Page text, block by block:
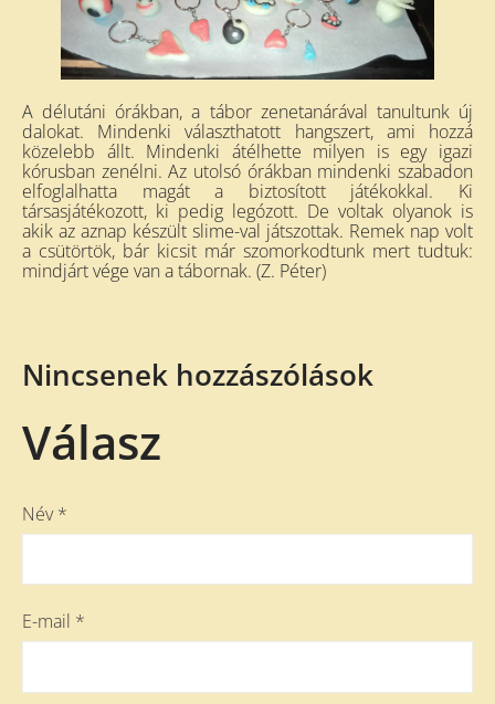
A délutáni órákban, a tábor zenetanárával tanultunk új
dalokat. Mindenki választhatott hangszert, ami hozzá
közelebb állt. Mindenki átélhette milyen is egy igazi
kórusban zenélni. Az utolsó órákban mindenki szabadon
elfoglalhatta magát a biztosított játékokkal. Ki
társasjátékozott, ki pedig legózott. De voltak olyanok is
akik az aznap készült slime-val játszottak. Remek nap volt
a csütörtök, bár kicsit már szomorkodtunk mert tudtuk:
mindjárt vége van a tábornak. (Z. Péter)
Nincsenek hozzászólások
Válasz
Név *
E-mail *